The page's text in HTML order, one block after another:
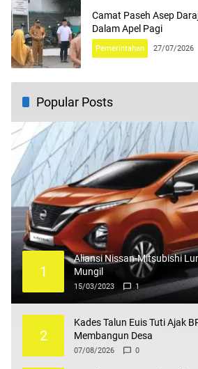
Camat Paseh Asep
Dalam Apel Pagi
Pemerintahan 27/07/2026
Popular Posts
1
Aliansi Nissan-Mitsubishi
Mungil
15/03/2023 1
2
Kades Talun Euis Tuti Ajak
Membangun Desa
07/08/2026 0